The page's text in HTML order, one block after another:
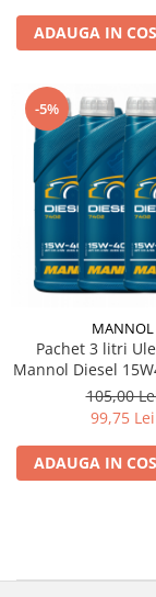
ADAUGA IN COS
-5%
MANNOL
Pachet 3 litri
Mannol Diesel
(Mineral,
Diesel)
105,00
99,75 Lei
ADAUGA IN COS